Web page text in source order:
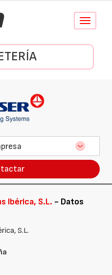
Conmutar
Ibérica, S.L. - Datos
S.L.